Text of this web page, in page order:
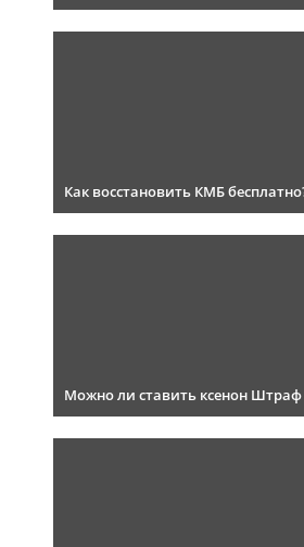
Как восстановить КМБ
Можно ли ставить ксенон Штраф